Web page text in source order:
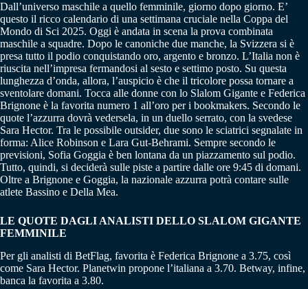
Dall’universo maschile a quello femminile, giorno dopo giorno. E’
questo il ricco calendario di una settimana cruciale nella Coppa del
Mondo di Sci 2025. Oggi è andata in scena la prova combinata
maschile a squadre. Dopo le canoniche due manche, la Svizzera si è
presa tutto il podio conquistando oro, argento e bronzo. L’Italia non è
riuscita nell’impresa fermandosi al sesto e settimo posto. Su questa
lunghezza d’onda, allora, l’auspicio è che il tricolore possa tornare a
sventolare domani. Tocca alle donne con lo Slalom Gigante e Federica
Brignone è la favorita numero 1 all’oro per i bookmakers. Secondo le
quote l’azzurra dovrà vedersela, in un duello serrato, con la svedese
Sara Hector. Tra le possibile outsider, due sono le sciatrici segnalate in
forma: Alice Robinson e Lara Gut-Behrami. Sempre secondo le
previsioni, Sofia Goggia è ben lontana da un piazzamento sul podio.
Tutto, quindi, si deciderà sulle piste a partire dalle ore 9:45 di domani.
Oltre a Brignone e Goggia, la nazionale azzurra potrà contare sulle
atlete Bassino e Della Mea.
LE QUOTE DAGLI ANALISTI DELLO SLALOM GIGANTE
FEMMINILE
Per gli analisti di BetFlag, favorita è Federica Brignone a 3.75, così
come Sara Hector. Planetwin propone l’italiana a 3.70. Betway, infine,
banca la favorita a 3.80.